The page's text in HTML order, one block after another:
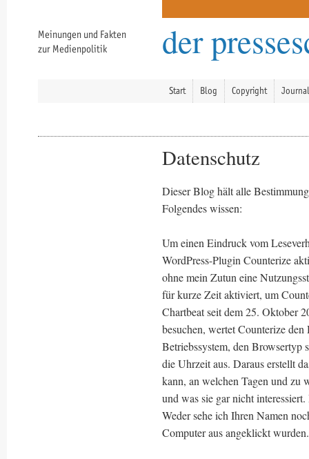
Meinungen und Fakten
zur Medienpolitik
der
Start Blog Copyright
Datenschutz
Dieser Blog hält alle
Folgendes wissen:
Um einen Eindruck vom
WordPress-Plugin Counterize
ohne mein Zutun eine
für kurze Zeit aktiviert, um
Chartbeat seit dem 25. Oktober
besuchen, wertet Counterize
Betriebssystem, den Browsertyp
die Uhrzeit aus. Daraus erstellt
kann, an welchen Tagen und zu
und was sie gar nicht
Weder sehe ich Ihren Namen
Computer aus angeklickt wurden.